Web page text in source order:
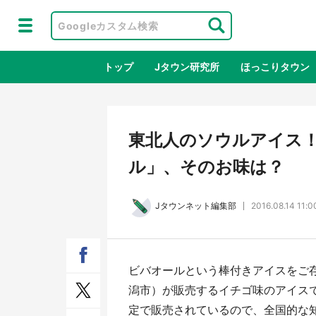
トップ Jタウン研究所 ほっこりタウン
地域×二次
ラプラス・ダークネスが栃木県を征
服！？ 県公式プロモ動画で「聖地」
が生産されてます【7／31～1／31】
に
ラ
東北人のソウルアイス
ル」、そのお味は？
Jタウンネット編集部 2016.08.14
ビバオールという棒付きアイスを
潟市）が販売するイチゴ味のアイス
定で販売されているので、全国的な